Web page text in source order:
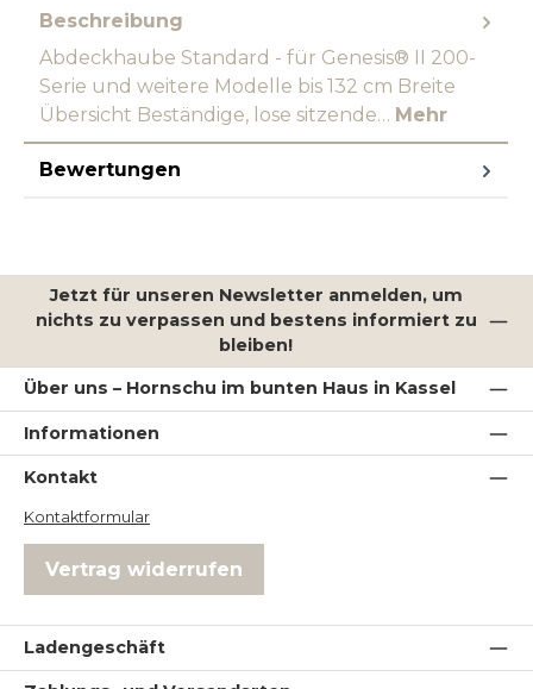
Beschreibung
Abdeckhaube Standard - für Genesis® II 200-
Serie und weitere Modelle bis 132 cm Breite
Übersicht Beständige, lose sitzende… Mehr
Bewertungen
Jetzt für unseren Newsletter anmelden, um
nichts zu verpassen und bestens informiert zu
bleiben!
Über uns – Hornschu im bunten Haus in Kassel
Informationen
Kontakt
Kontaktformular
Vertrag widerrufen
Ladengeschäft